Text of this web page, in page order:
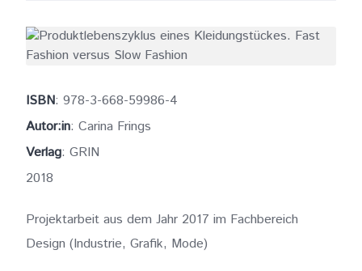
ISBN: 978-3-668-59986-4
Autor:in: Carina Frings
Verlag: GRIN
2018
Projektarbeit aus dem Jahr 2017 im Fachbereich
Design (Industrie, Grafik, Mode)